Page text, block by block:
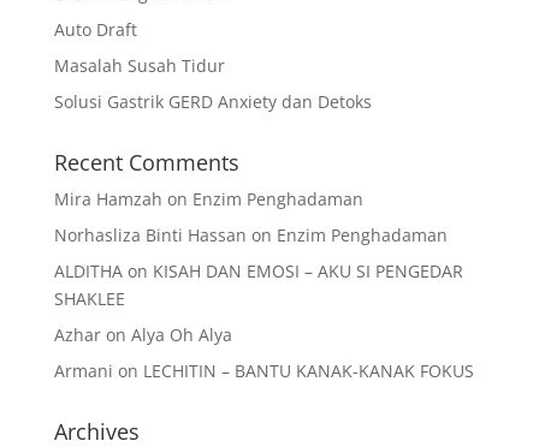
Auto Draft
Masalah Susah Tidur
Solusi Gastrik GERD Anxiety dan Detoks
Recent Comments
Mira Hamzah on Enzim Penghadaman
Norhasliza Binti Hassan on Enzim Penghadaman
ALDITHAon KISAH DAN EMOSI – AKU SI PENGEDAR
SHAKLEE
Azharon Alya Oh Alya
Armani on LECHITIN – BANTU KANAK-KANAK FOKUS
Archives